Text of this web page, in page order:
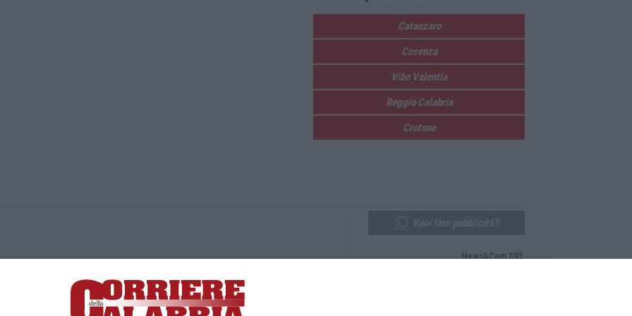
Catanzaro
Cosenza
Vibo Valentia
Reggio Calabria
Crotone
Lamezia Terme (CZ)
responsabile Paola Militano |Privacy
News&Com SRL